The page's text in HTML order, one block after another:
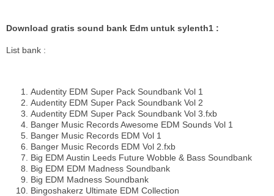
Download gratis sound bank Edm untuk sylenth1 :
List bank :
Audentity EDM Super Pack Soundbank Vol 1
Audentity EDM Super Pack Soundbank Vol 2
Audentity EDM Super Pack Soundbank Vol 3.fxb
Banger Music Records Awesome EDM Sounds Vol 1
Banger Music Records EDM Vol 1
Banger Music Records EDM Vol 2.fxb
Big EDM Austin Leeds Future Wobble & Bass Soundbank
Big EDM EDM Madness Soundbank
Big EDM Madness Soundbank
Bingoshakerz Ultimate EDM Collection